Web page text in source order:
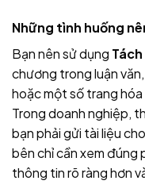
Những tình huống
Bạn nên sử dụng
chương trong luận
hoặc một số trang
Trong doanh nghiệp,
bạn phải gửi tài liệu
bên chỉ cần xem đúng
thông tin rõ ràng hơn